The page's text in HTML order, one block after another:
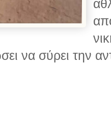
να σύρει την